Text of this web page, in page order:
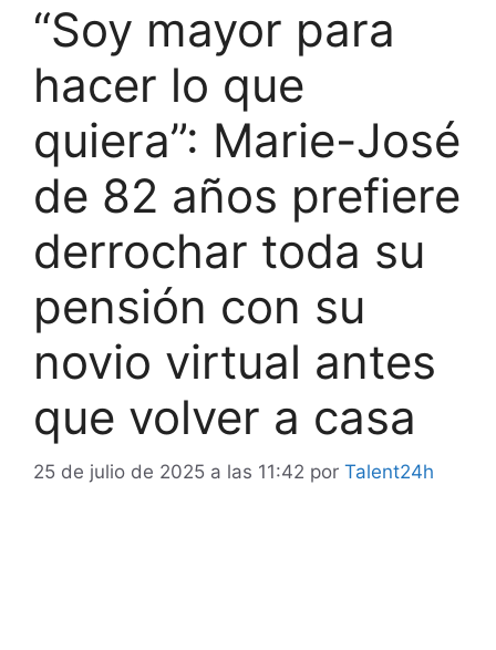
“Soy mayor para
hacer lo que
quiera”: Marie-José
de 82 años prefiere
derrochar toda su
pensión con su
novio virtual antes
que volver a casa
25 de julio de 2025 a las 11:42 por Talent24h